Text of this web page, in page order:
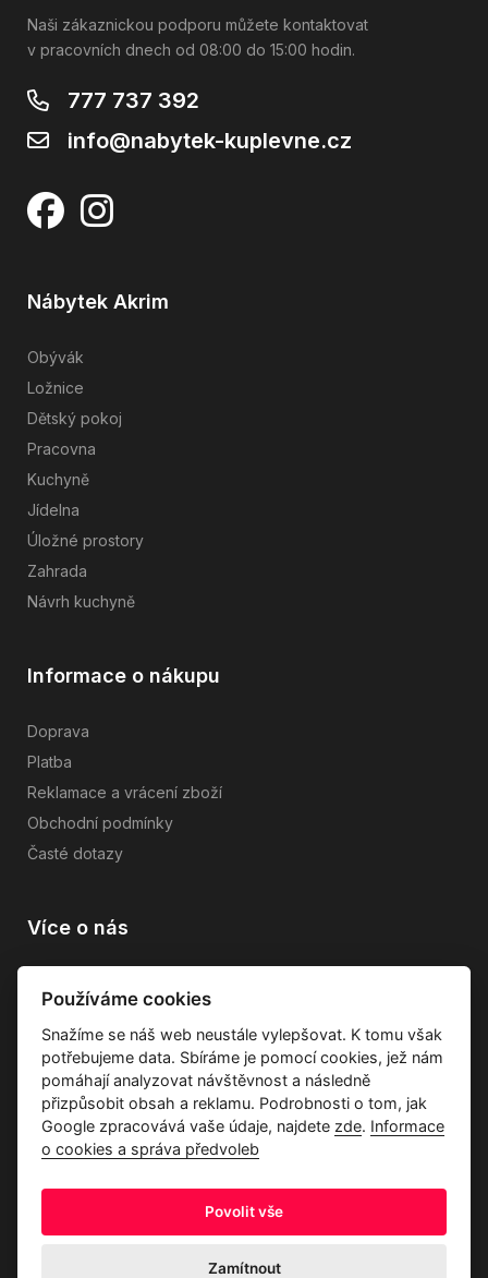
Naši zákaznickou podporu můžete kontaktovat
v pracovních dnech od 08:00 do 15:00 hodin.
777 737 392
info@nabytek-kuplevne.cz
Nábytek Akrim
Obývák
Ložnice
Dětský pokoj
Pracovna
Kuchyně
Jídelna
Úložné prostory
Zahrada
Návrh kuchyně
Informace o nákupu
Doprava
Platba
Reklamace a vrácení zboží
Obchodní podmínky
Časté dotazy
Více o nás
Průvodce tkaninami
Kontakty
Ochrana osobních údajů
Používáme cookies
Snažíme se náš web neustále vylepšovat. K tomu však
potřebujeme data. Sbíráme je pomocí cookies, jež nám
pomáhají analyzovat návštěvnost a následně
přizpůsobit obsah a reklamu. Podrobnosti o tom, jak
Google zpracovává vaše údaje, najdete zde. Informace
o cookies a správa předvoleb
Povolit vše
Zamítnout